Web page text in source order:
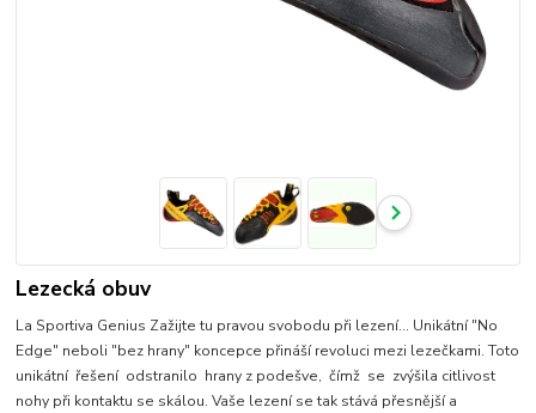
Lezecká obuv
La Sportiva Genius Zažijte tu pravou svobodu při lezení… Unikátní "No
Edge" neboli "bez hrany" koncepce přináší revoluci mezi lezečkami. Toto
unikátní řešení odstranilo hrany z podešve, čímž se zvýšila citlivost
nohy při kontaktu se skálou. Vaše lezení se tak stává přesnější a